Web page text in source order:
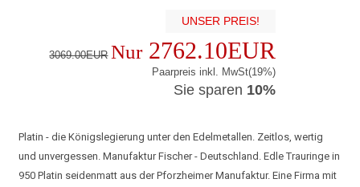
UNSER PREIS!
3069.00EUR Nur2762.10EUR
Paarpreis inkl. MwSt(19%)
Sie sparen 10%
Platin - die Königslegierung unter den Edelmetallen. Zeitlos, wertig
und unvergessen. Manufaktur Fischer - Deutschland. Edle Trauringe in
950 Platin seidenmatt aus der Pforzheimer Manufaktur. Eine Firma mit